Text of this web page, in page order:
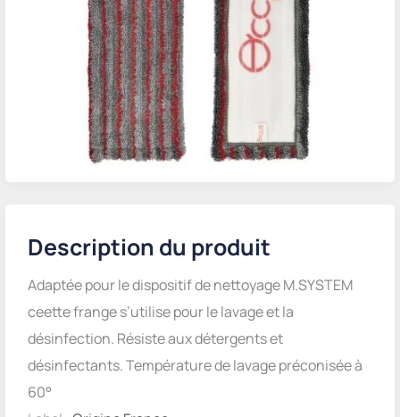
Description du produit
Adaptée pour le dispositif de nettoyage M.SYSTEM
ceette frange s’utilise pour le lavage et la
désinfection. Résiste aux détergents et
désinfectants. Température de lavage préconisée à
60°